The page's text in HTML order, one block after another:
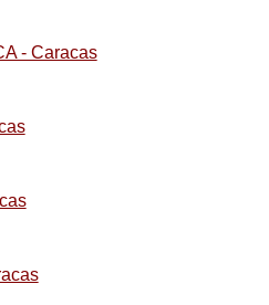
- Caracas